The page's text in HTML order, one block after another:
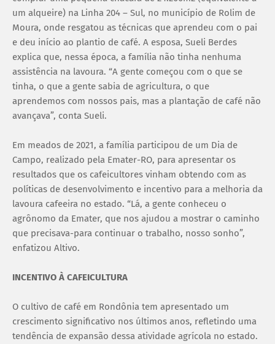
um alqueire) na Linha 204 – Sul, no município de Rolim de
Moura, onde resgatou as técnicas que aprendeu com o pai
e deu início ao plantio de café. A esposa, Sueli Berdes
explica que, nessa época, a família não tinha nenhuma
assistência na lavoura. “A gente começou com o que se
tinha, o que a gente sabia de agricultura, o que
aprendemos com nossos pais, mas a plantação de café não
avançava”, conta Sueli.
Em meados de 2021, a família participou de um Dia de
Campo, realizado pela Emater-RO, para apresentar os
resultados que os cafeicultores vinham obtendo com as
políticas de desenvolvimento e incentivo para a melhoria da
lavoura cafeeira no estado. “Lá, a gente conheceu o
agrônomo da Emater, que nos ajudou a mostrar o caminho
que precisava-para continuar o trabalho, nosso sonho”,
enfatizou Altivo.
INCENTIVO À CAFEICULTURA
O cultivo de café em Rondônia tem apresentado um
crescimento significativo nos últimos anos, refletindo uma
tendência de expansão dessa atividade agrícola no estado.